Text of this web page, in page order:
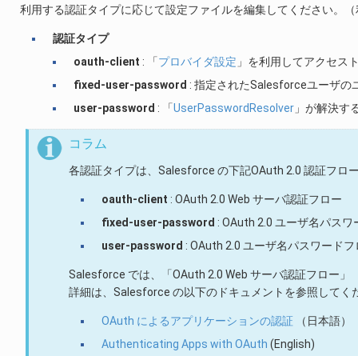
利用する認証タイプに応じて設定ファイルを編集してください。
認証タイプ
oauth-client : 「プロバイダ設定 」を利用してアクセス
fixed-user-password : 指定されたSalesforceユーザの
user-password : 「UserPasswordResolver 」が解決す
コラム
各認証タイプは、Salesforce の下記OAuth 2.0 認証フロ
oauth-client : OAuth 2.0 Web サーバ認証フロー
fixed-user-password : OAuth 2.0 ユーザ名パスワ
user-password : OAuth 2.0 ユーザ名パスワードフ
Salesforce では、「OAuth 2.0 Web サーバ認証フロー
詳細は、Salesforce の以下のドキュメントを参照してく
OAuth によるアプリケーションの認証（日本語）
Authenticating Apps with OAuth (English)